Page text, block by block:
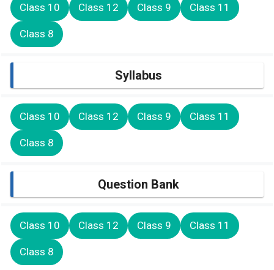
Class 10 Class 12 Class 9 Class 11
Class 8
Syllabus
Class 10 Class 12 Class 9 Class 11
Class 8
Question Bank
Class 10 Class 12 Class 9 Class 11
Class 8